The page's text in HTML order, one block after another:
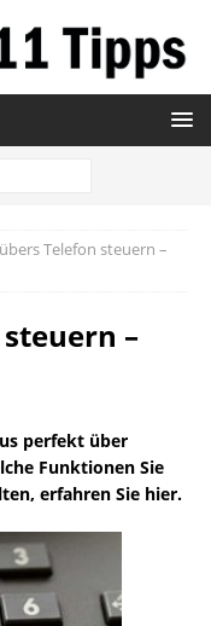
Telefon steuern –
–
perfekt über
Funktionen Sie
erfahren Sie hier.